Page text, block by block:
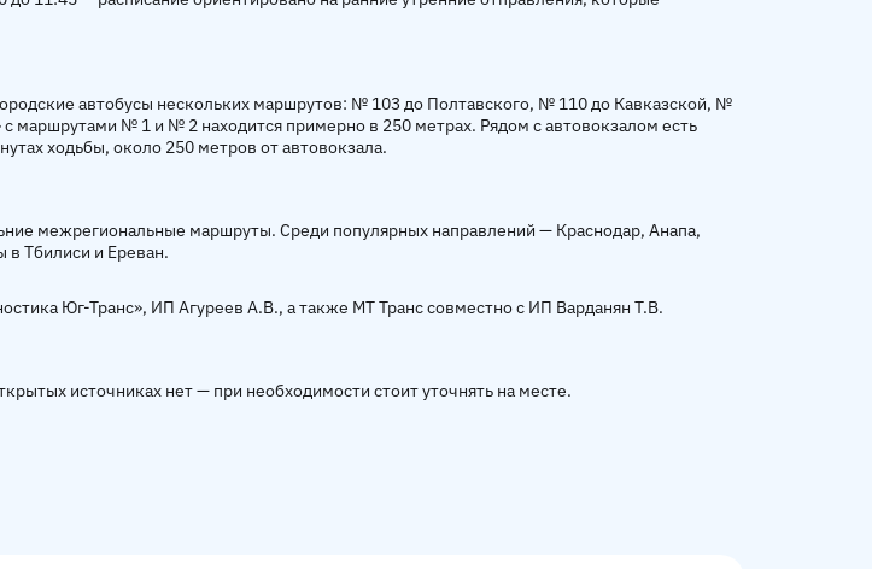
автобусы нескольких маршрутов: № 103 до Полтавского, № 110 до Кавказской, №
маршрутами № 1 и № 2 находится примерно в 250 метрах. Рядом с автовокзалом есть
ходьбы, около 250 метров от автовокзала.
межрегиональные маршруты. Среди популярных направлений — Краснодар, Анапа,
в Тбилиси и Ереван.
Юг-Транс», ИП Агуреев А.В., а также МТ Транс совместно с ИП Варданян Т.В.
источниках нет — при необходимости стоит уточнять на месте.